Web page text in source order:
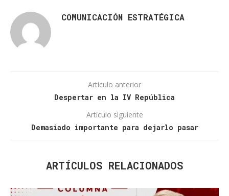
COMUNICACIÓN ESTRATÉGICA
Artículo anterior
Despertar en la IV República
Artículo siguiente
Demasiado importante para dejarlo pasar
ARTÍCULOS RELACIONADOS